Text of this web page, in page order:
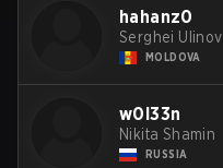
hahanz0
Serghei Ulinov
MOLDOVA
w0l33n
Nikita Shamin
RUSSIA